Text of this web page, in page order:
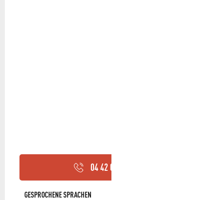
04 42 04 05
GESPROCHENE SPRACHEN
GESPROCHENE SPRACHEN